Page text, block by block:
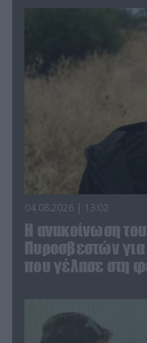
04.08.2026 | 13:02
Η ανακοίνωση
Πυροσβεστών για
που γέλασε στη